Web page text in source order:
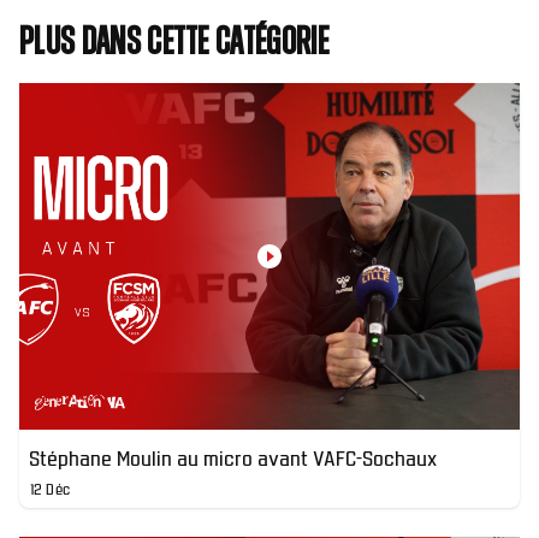
Plus dans cette catégorie
Stéphane Moulin au micro avant VAFC-Sochaux
12 Déc